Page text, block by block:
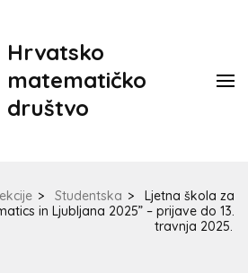
Hrvatsko
matematičko
društvo
> Studentska >
Ljetna škola za
in Ljubljana 2025” – prijave do 13.
travnja 2025.